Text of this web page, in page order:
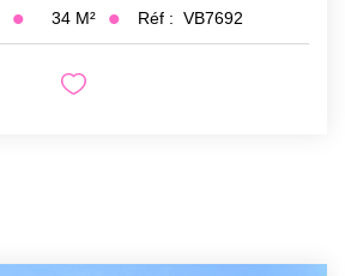
34 M² Réf : VB7692